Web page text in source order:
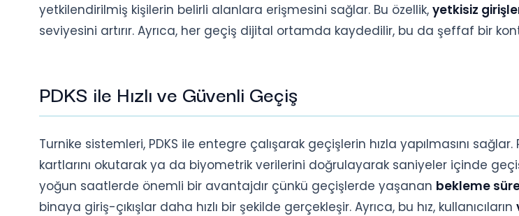
yetkilendirilmiş kişilerin belirli alanlara erişmesini sağlar. Bu özellik, yetkisiz
seviyesini artırır. Ayrıca, her geçiş dijital ortamda kaydedilir, bu da şeffaf bir
PDKS ile Hızlı ve Güvenli Geçiş
Turnike sistemleri, PDKS ile entegre çalışarak geçişlerin hızla yapılmasını
kartlarını okutarak ya da biyometrik verilerini doğrulayarak saniyeler içinde
yoğun saatlerde önemli bir avantajdır çünkü geçişlerde yaşanan bekleme
binaya giriş-çıkışlar daha hızlı bir şekilde gerçekleşir. Ayrıca, bu hız, kullanıcıların